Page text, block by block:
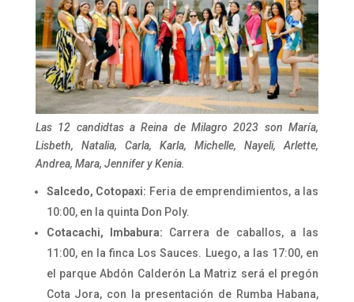
Las 12 candidtas a Reina de Milagro 2023 son María,
Lisbeth, Natalia, Carla, Karla, Michelle, Nayeli, Arlette,
Andrea, Mara, Jennifer y Kenia.
Salcedo, Cotopaxi: Feria de emprendimientos, a las
10:00, en la quinta Don Poly.
Cotacachi, Imbabura: Carrera de caballos, a las
11:00, en la finca Los Sauces. Luego, a las 17:00, en
el parque Abdón Calderón La Matriz será el pregón
Cota Jora, con la presentación de Rumba Habana,